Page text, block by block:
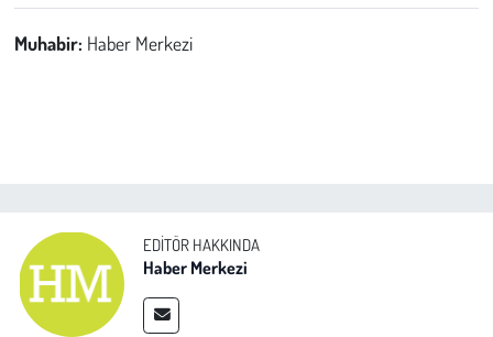
Muhabir: Haber Merkezi
EDITÖR HAKKINDA
Haber Merkezi